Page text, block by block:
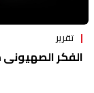
تقرير
الفكر الصهيوني